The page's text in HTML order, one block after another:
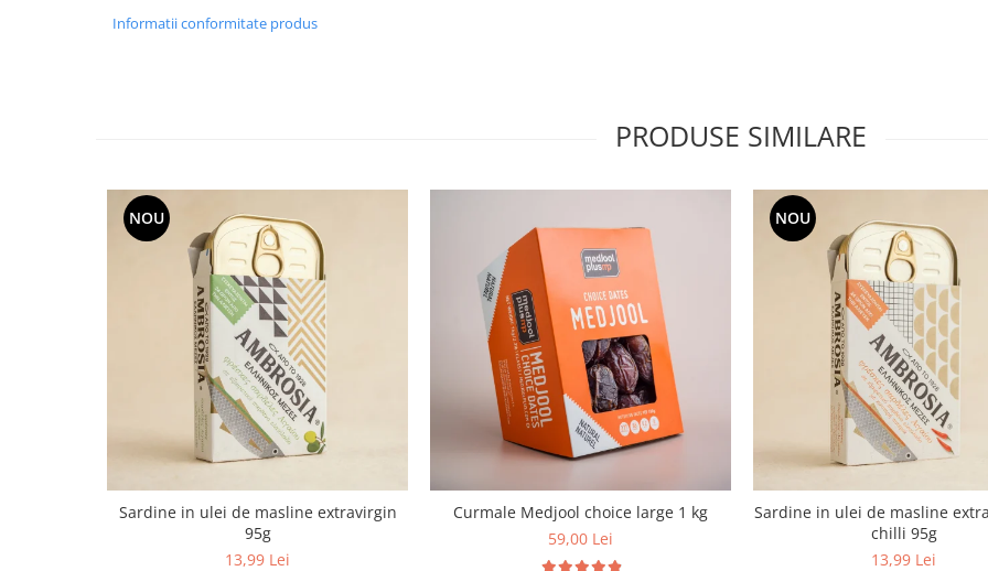
Informatii conformitate produs
PRODUSE SIMILARE
NOU
Sardine in ulei de masline extravirgin
95g
13,99 Lei
Curmale Medjool choice large 1 kg
59,00 Lei
NOU
Sardine in ulei de masline
chilli 95g
13,99 Lei